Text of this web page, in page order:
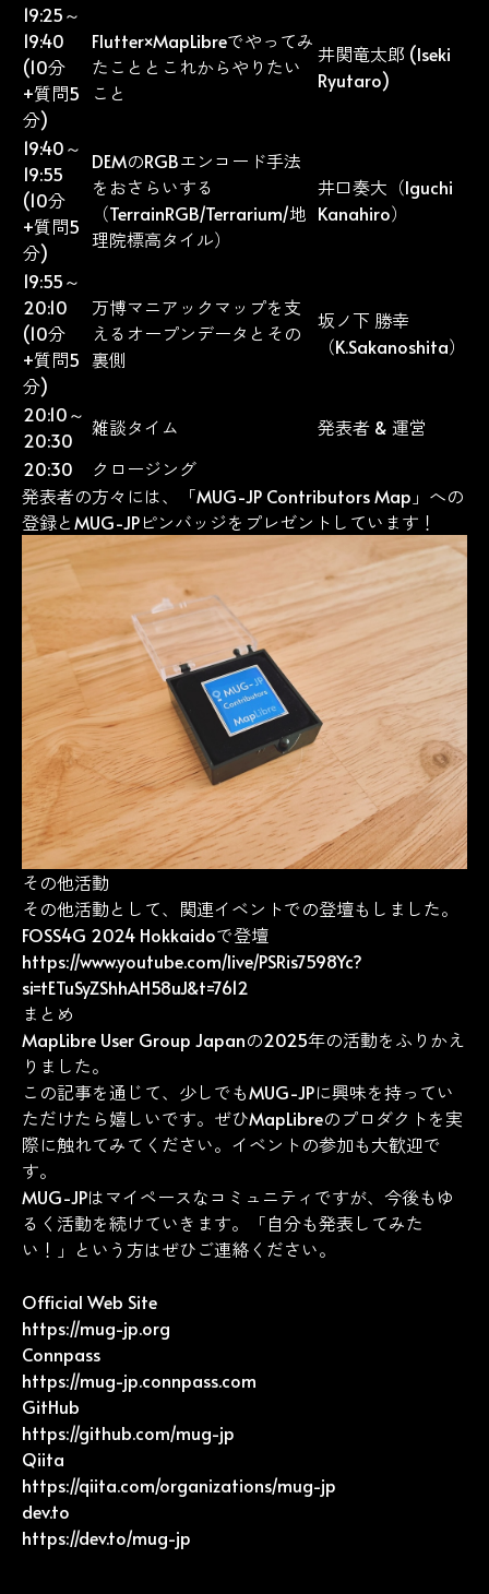
19:25～
19:40
(10分
+質問5
分)
Flutter×MapLibreでやってみ
たこととこれからやりたい
こと
井関竜太郎 (Iseki
Ryutaro)
19:40～
19:55
(10分
+質問5
分)
DEMのRGBエンコード手法
をおさらいする
（TerrainRGB/Terrarium/地
理院標高タイル）
井口奏大（Iguchi
Kanahiro）
19:55～
20:10
(10分
+質問5
分)
万博マニアックマップを支
えるオープンデータとその
裏側
坂ノ下 勝幸
（K.Sakanoshita）
20:10～
20:30
雑談タイム
発表者 & 運営
20:30
クロージング
発表者の方々には、「MUG-JP Contributors Map 」への
登録とMUG-JPピンバッジをプレゼントしています！
その他活動
その他活動として、関連イベントでの登壇もしました。
FOSS4G 2024 Hokkaidoで登壇
https://www.youtube.com/live/PSRis7598Yc?
si=tETuSyZShhAH58uJ&t=7612
まとめ
MapLibre User Group Japanの2025年の活動をふりかえ
りました。
この記事を通じて、少しでもMUG-JPに興味を持ってい
ただけたら嬉しいです。ぜひMapLibreのプロダクトを実
際に触れてみてください。イベントの参加も大歓迎で
す。
MUG-JPはマイペースなコミュニティですが、今後もゆ
るく活動を続けていきます。「自分も発表してみた
い！」という方はぜひご連絡ください。
Official Web Site
https://mug-jp.org
Connpass
https://mug-jp.connpass.com
GitHub
https://github.com/mug-jp
Qiita
https://qiita.com/organizations/mug-jp
dev.to
https://dev.to/mug-jp